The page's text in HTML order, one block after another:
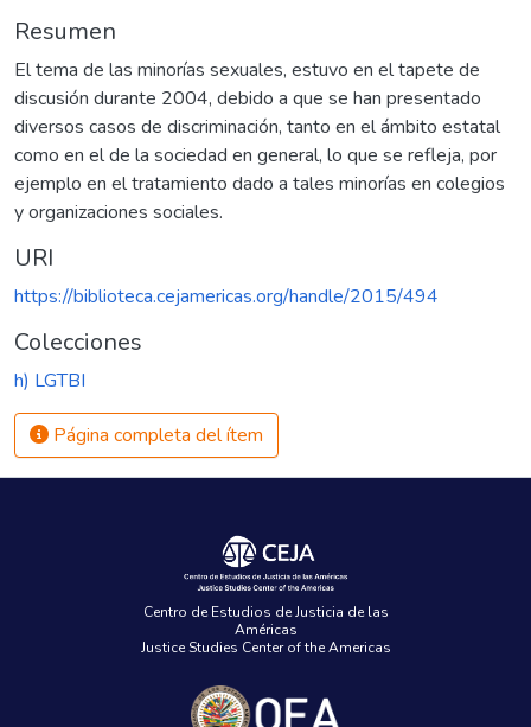
Resumen
El tema de las minorías sexuales, estuvo en el tapete de
discusión durante 2004, debido a que se han presentado
diversos casos de discriminación, tanto en el ámbito estatal
como en el de la sociedad en general, lo que se refleja, por
ejemplo en el tratamiento dado a tales minorías en colegios
y organizaciones sociales.
URI
https://biblioteca.cejamericas.org/handle/2015/494
Colecciones
h) LGTBI
Página completa del ítem
Centro de Estudios de Justicia de las
Américas
Justice Studies Center of the Americas